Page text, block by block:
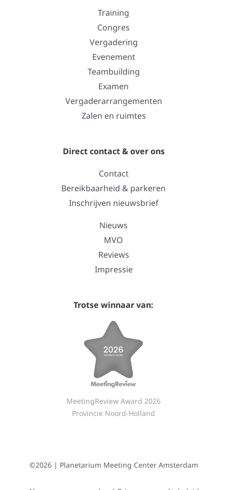
Training
Congres
Vergadering
Evenement
Teambuilding
Examen
Vergaderarrangementen
Zalen en ruimtes
Direct contact & over ons
Contact
Bereikbaarheid & parkeren
Inschrijven nieuwsbrief
Nieuws
MVO
Reviews
Impressie
Trotse winnaar van:
MeetingReview Award 2026
Provincie Noord-Holland
©2026 | Planetarium Meeting Center Amsterdam